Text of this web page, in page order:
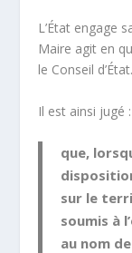
L’État engage
Maire agit en
le Conseil d’État.
Il est ainsi jugé :
que,
sur le
soumis à
au nom